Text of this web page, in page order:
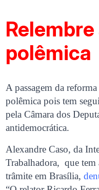
polêmica
A passagem da
polêmica pois tem
pela Câmara dos
antidemocrática.
Alexandre Caso, da
Trabalhadora, que tem
trâmite em Brasília,